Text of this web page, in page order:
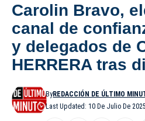
Carolin Bravo,
canal de
y delegados de
HERRERA tras
Last Updated: 10 De Julio De
ByREDACCIÓN DE ÚLTIMO